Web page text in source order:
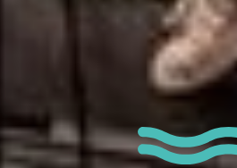
Exposition
Sport & loisirs
Musique /
Ateliers
Visites guidées
Fête Nationale